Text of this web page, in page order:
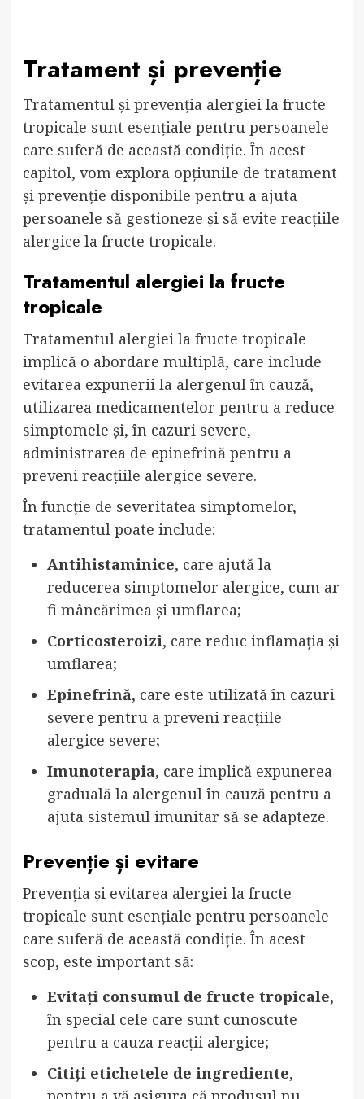
Tratament și prevenție
Tratamentul și prevenția alergiei la fructe
tropicale sunt esențiale pentru persoanele
care suferă de această condiție. În acest
capitol, vom explora opțiunile de tratament
și prevenție disponibile pentru a ajuta
persoanele să gestioneze și să evite reacțiile
alergice la fructe tropicale.
Tratamentul alergiei la fructe
tropicale
Tratamentul alergiei la fructe tropicale
implică o abordare multiplă, care include
evitarea expunerii la alergenul în cauză,
utilizarea medicamentelor pentru a reduce
simptomele și, în cazuri severe,
administrarea de epinefrină pentru a
preveni reacțiile alergice severe.
În funcție de severitatea simptomelor,
tratamentul poate include:
Antihistaminice, care ajută la
reducerea simptomelor alergice, cum ar
fi mâncărimea și umflarea;
Corticosteroizi, care reduc inflamația și
umflarea;
Epinefrină, care este utilizată în cazuri
severe pentru a preveni reacțiile
alergice severe;
Imunoterapia, care implică expunerea
graduală la alergenul în cauză pentru a
ajuta sistemul imunitar să se adapteze.
Prevenție și evitare
Prevenția și evitarea alergiei la fructe
tropicale sunt esențiale pentru persoanele
care suferă de această condiție. În acest
scop, este important să:
Evitați consumul de fructe tropicale,
în special cele care sunt cunoscute
pentru a cauza reacții alergice;
Citiți etichetele de ingrediente,